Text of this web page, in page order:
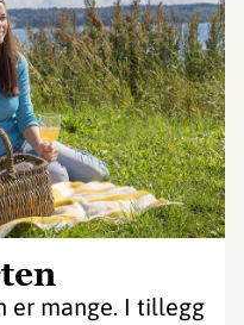
er mange. I tillegg